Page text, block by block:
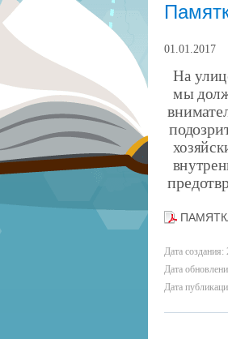
01.01.2017
На
мы
Дата
Дата
Дата